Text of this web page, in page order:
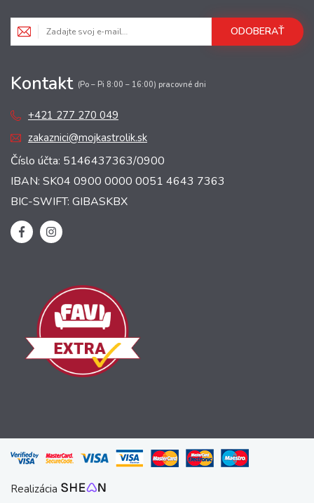
ODOBERAŤ
Kontakt (Po – Pi 8:00 – 16:00) pracovné dni
+421 277 270 049
zakaznici@mojkastrolik.sk
Číslo účta: 5146437363/0900
IBAN: SK04 0900 0000 0051 4643 7363
BIC-SWIFT: GIBASKBX
Realizácia